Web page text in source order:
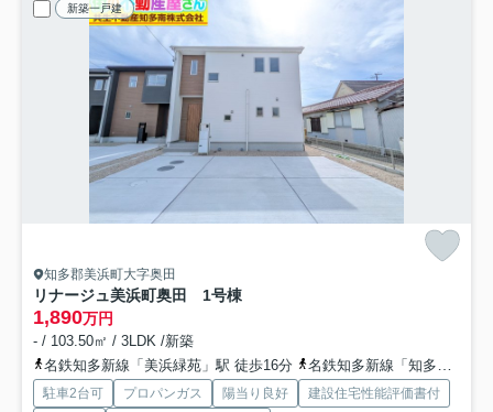
新築一戸建
知多郡美浜町大字奥田
リナージュ美浜町奥田 1号棟
1,890万円
- / 103.50㎡ / 3LDK /新築
名鉄知多新線「美浜緑苑」駅 徒歩16分
名鉄知多新線「知多奥田」駅 徒歩15分
駐車2台可 プロパンガス 陽当り良好
建設住宅性能評価書付